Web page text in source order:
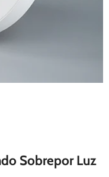
Sobrepor Luz